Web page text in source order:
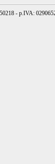
- p.IVA: